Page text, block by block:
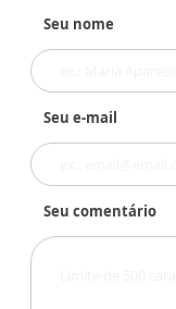
Seu nome
Seu e-mail
Seu comentário